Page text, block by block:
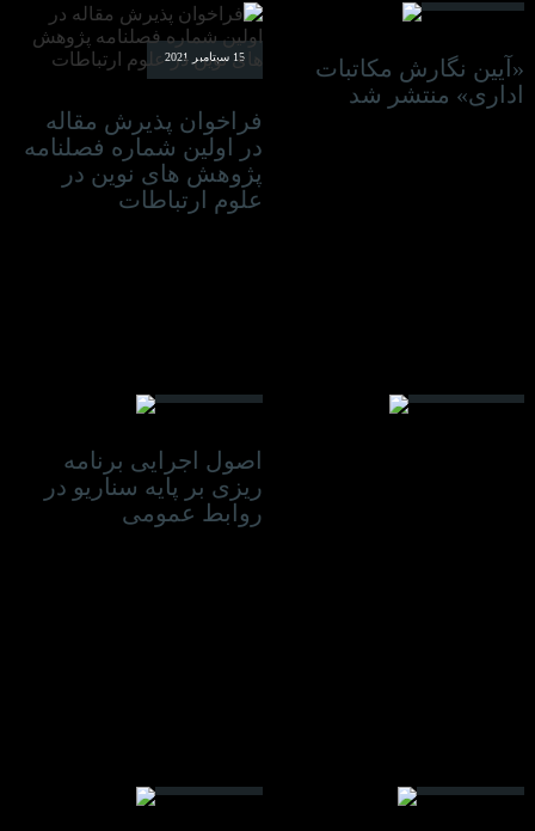
«آیین نگارش مکاتبات
اداری» منتشر شد
15 سپتامبر 2021
فراخوان پذیرش مقاله
در اولین شماره فصلنامه
پژوهش های نوین در
علوم ارتباطات
اصول اجرایی برنامه
ریزی بر پایه سناریو در
روابط عمومی